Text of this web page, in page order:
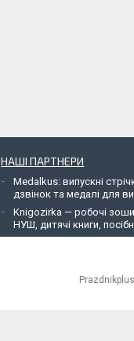
НАШІ ПАРТНЕРИ
Medalkus: випускні
дзвінок та медалі для
Knigozirka — робочі
НУШ, дитячі книги,